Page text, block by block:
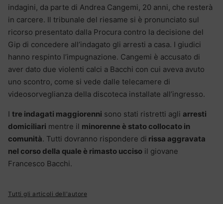
indagini, da parte di Andrea Cangemi, 20 anni, che resterà
in carcere. Il tribunale del riesame si è pronunciato sul
ricorso presentato dalla Procura contro la decisione del
Gip di concedere all’indagato gli arresti a casa. I giudici
hanno respinto l’impugnazione. Cangemi è accusato di
aver dato due violenti calci a Bacchi con cui aveva avuto
uno scontro, come si vede dalle telecamere di
videosorveglianza della discoteca installate all’ingresso.
I tre indagati maggiorenni sono stati ristretti agli arresti
domiciliari mentre il minorenne è stato collocato in
comunità. Tutti dovranno rispondere di rissa aggravata
nel corso della quale è rimasto ucciso il giovane
Francesco Bacchi.
Tutti gli articoli dell'autore